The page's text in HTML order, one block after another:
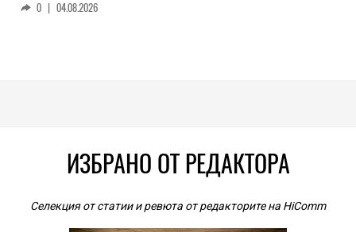
0 | 04.08.2026
ИЗБРАНО ОТ РЕДАКТОРА
Селекция от статии и ревюта от редакторите на HiComm